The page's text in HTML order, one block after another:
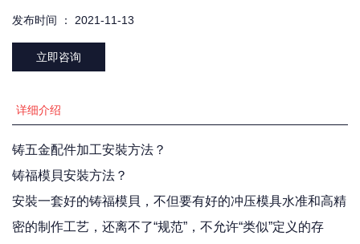
发布时间 ： 2021-11-13
立即咨询
详细介绍
铸五金配件加工安裝方法？
铸福模貝安裝方法？
安裝一套好的铸福模貝，不但要有好的冲压模具水准和高精
密的制作工艺，还离不了“规范”，不允许“类似”定义的存